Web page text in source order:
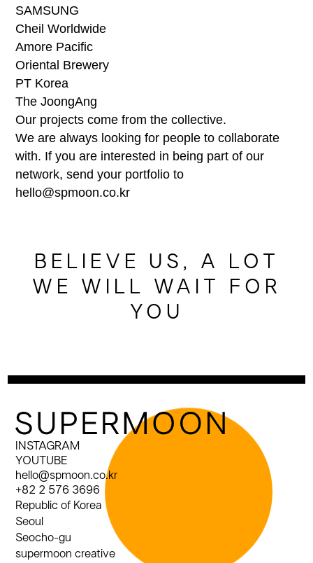
SAMSUNG
Cheil Worldwide
Amore Pacific
Oriental Brewery
PT Korea
The JoongAng
Our projects come from the collective.
We are always looking for people to collaborate
with. If you are interested in being part of our
network, send your portfolio to
hello@spmoon.co.kr
BELIEVE US, A LOT
WE WILL WAIT FOR
YOU
INSTAGRAM
YOUTUBE
hello@spmoon.co.kr
+82 2 576 3696
Republic of Korea
Seoul
Seocho-gu
supermoon creative